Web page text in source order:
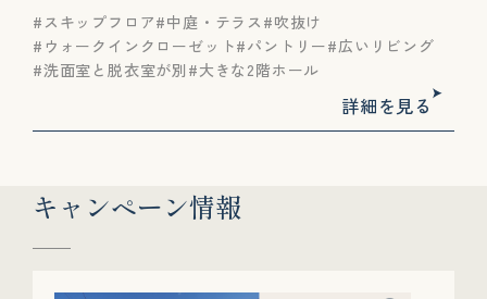
スキップフロア 中庭・テラス
吹抜け
ウォークインクローゼット
パントリー
広いリビング
洗面室と脱衣室が別
大きな2階ホール
詳細を見る
キャンペーン情報